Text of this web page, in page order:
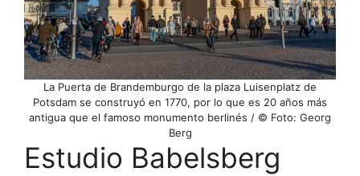
La Puerta de Brandemburgo de la plaza Luisenplatz de
Potsdam se construyó en 1770, por lo que es 20 años más
antigua que el famoso monumento berlinés / © Foto: Georg
Berg
Estudio Babelsberg